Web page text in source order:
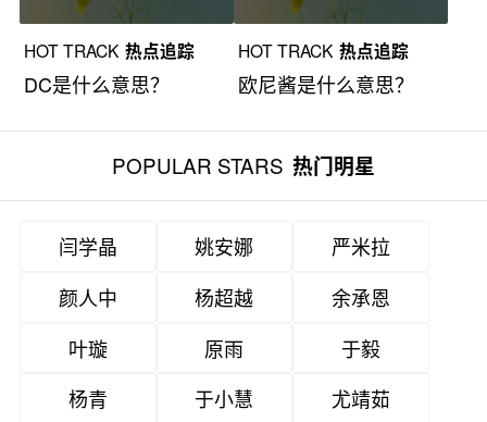
HOT TRACK 热点追踪
DC是什么意思？
HOT TRACK 热点追踪
欧尼酱是什么意思？
POPULAR STARS 热门明星
闫学晶 姚安娜
严米拉
颜人中
杨超越
余承恩
叶璇
原雨
于毅
杨青
于小慧
尤靖茹